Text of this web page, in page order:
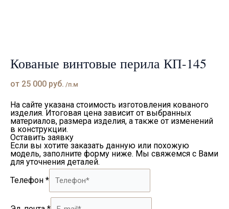
Кованые винтовые перила КП-145
от 25 000 руб. /п.м
На сайте указана стоимость изготовления кованого
изделия. Итоговая цена зависит от выбранных
материалов, размера изделия, а также от изменений
в конструкции.
Оставить заявку
Если вы хотите заказать данную или похожую
модель, заполните форму ниже. Мы свяжемся с Вами
для уточнения деталей.
Телефон *